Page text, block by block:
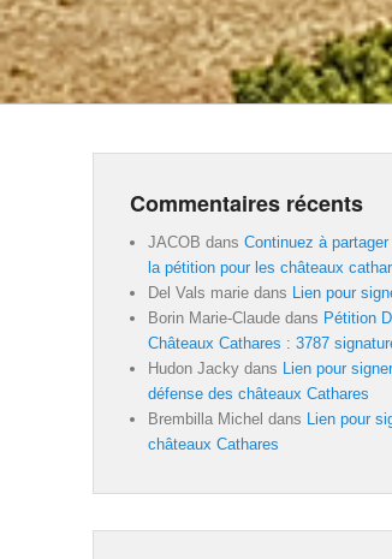
Commentaires récents
JACOB dans Continuez à
la pétition pour les châteaux
Del Vals marie dans
Lien pour
Borin Marie-Claude dans Pétition
Châteaux Cathares : 3787
Hudon Jacky dans
Lien pour
défense des châteaux Cathares
Brembilla Michel dans
Lien pour
châteaux Cathares